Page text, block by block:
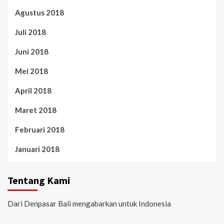
Agustus 2018
Juli 2018
Juni 2018
Mei 2018
April 2018
Maret 2018
Februari 2018
Januari 2018
Tentang Kami
Dari Denpasar Bali mengabarkan untuk Indonesia